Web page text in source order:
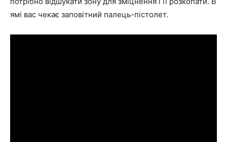
ямі вас чекає заповітний палець-пістолет.